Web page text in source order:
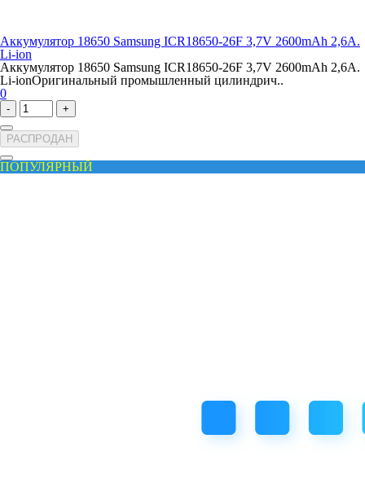
Аккумулятор 18650 Samsung ICR18650-26F 3,7V 2600mAh 2,6A.
Li-ion
Аккумулятор 18650 Samsung ICR18650-26F 3,7V 2600mAh 2,6A.
Li-ionОригинальный промышленный цилиндрич..
0
- +
РАСПРОДАН
ПОПУЛЯРНЫЙ